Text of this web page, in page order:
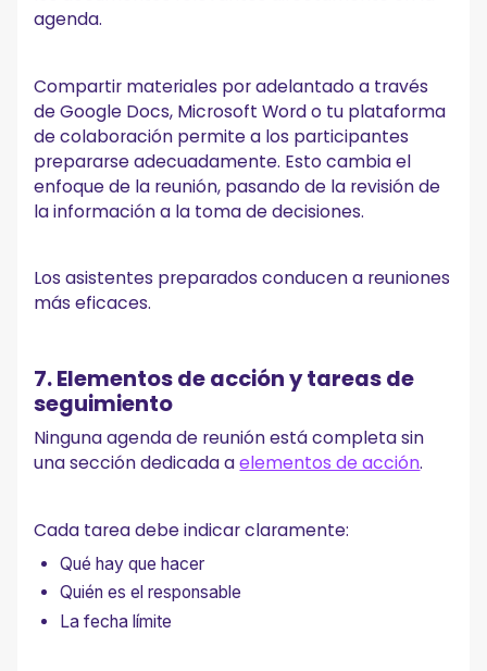
agenda.
Compartir materiales por adelantado a través
de Google Docs, Microsoft Word o tu plataforma
de colaboración permite a los participantes
prepararse adecuadamente. Esto cambia el
enfoque de la reunión, pasando de la revisión de
la información a la toma de decisiones.
Los asistentes preparados conducen a reuniones
más eficaces.
7. Elementos de acción y tareas de
seguimiento
Ninguna agenda de reunión está completa sin
una sección dedicada aelementos de acción.
Cada tarea debe indicar claramente:
Qué hay que hacer
Quién es el responsable
La fecha límite